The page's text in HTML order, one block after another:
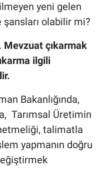
yeni gelen
şansları olabilir mi?
çıkarmak
ilgili
Bakanlığında,
Tarımsal Üretimin
talimatla
yapmanın doğru